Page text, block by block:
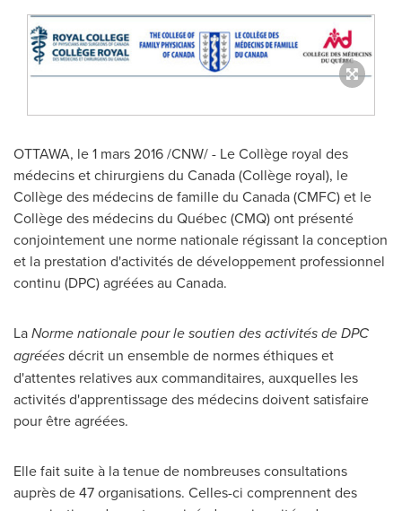
OTTAWA, le 1 mars 2016 /CNW/ - Le Collège royal des
médecins et chirurgiens du Canada(Collège royal), le
Collège des médecins de famille du Canada(CMFC) et le
Collège des médecins du Québec (CMQ) ont présenté
conjointement une norme nationale régissant la conception
et la prestation d'activités de développement professionnel
continu (DPC) agréées au Canada.
LaNorme nationale pour le soutien des activités de DPC
agrééesdécrit un ensemble de normes éthiques et
d'attentes relatives aux commanditaires, auxquelles les
activités d'apprentissage des médecins doivent satisfaire
pour être agréées.
Elle fait suite à la tenue de nombreuses consultations
auprès de 47 organisations. Celles-ci comprennent des